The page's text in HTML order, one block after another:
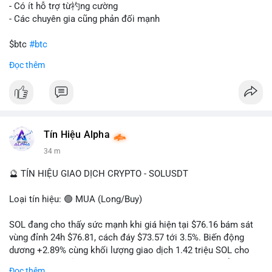
gây sốc thanh khoản tức thời, nhưng vẫn đủ sức tạo biến động
tâm lý ngắn hạn nếu hướng đến sàn tập trung.
Lời khuyên cho nhà đầu tư nhỏ lẻ:
hướng đi của dòng tiền. Tránh hành động theo cảm xúc, ưu
rõ ràng về đích đến của số BTC này.
#dongtienlon
- Có ít hỗ trợ từ礿ng cường
- Các chuyên gia cũng phản đối mạnh
$btc #btc
#vlikevn
📰 Nguồn: CoinDesk
Đọc thêm
Tín Hiệu Alpha
34 m
🔮 TÍN HIỆU GIAO DỊCH CRYPTO - SOLUSDT
Loại tín hiệu: 🟢 MUA (Long/Buy)
SOL đang cho thấy sức mạnh khi giá hiện tại $76.16 bám sát
vùng đỉnh 24h $76.81, cách đáy $73.57 tới 3.5%. Biến động
dương +2.89% cùng khối lượng giao dịch 1.42 triệu SOL cho